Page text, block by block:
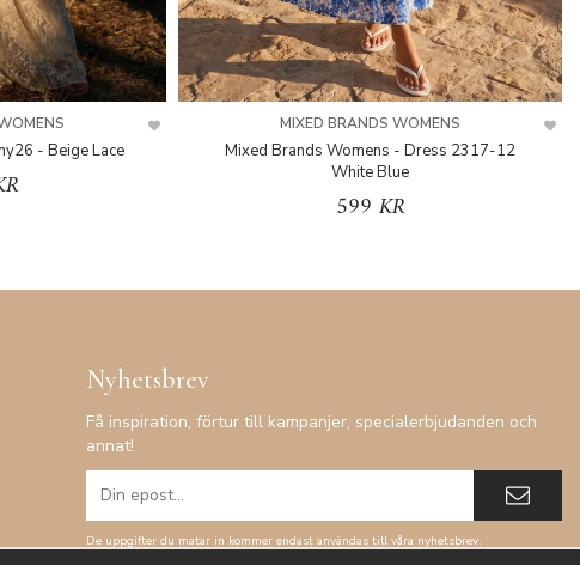
- Beige Lace
MIXED BRANDS WOMENS
Mixed Brands Womens - Dress 2317-12
White Blue
599 KR
Nyhetsbrev
Få inspiration, förtur till kampanjer, specialerbjudanden och
annat!
De uppgifter du matar in kommer endast användas till våra nyhetsbrev.